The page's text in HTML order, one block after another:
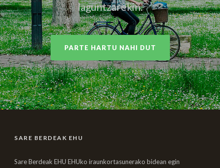
laguntzarekin.
PARTE HARTU NAHI DUT
SARE BERDEAK EHU
Sare Berdeak EHU EHUko iraunkortasunerako bidean egin